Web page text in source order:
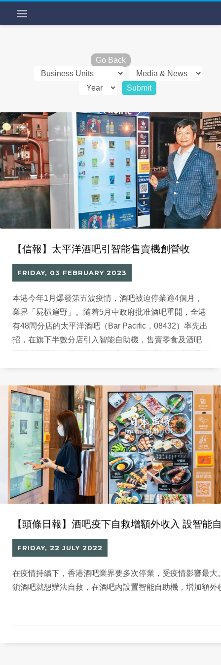
Go Back
【信報】太平洋酒吧引智能售賣機創營收
FRIDAY, 03 FEBRUARY 2023
本港今年1月爆發第五波疫情，酒吧被迫停業逾4個月，
業界「屍橫遍野」。隨着5月中政府批准酒吧重開，全港
有48間分店的太平洋酒吧（Bar Pacific，08432）率先出
招，在旗下半數分店引入智能自助機，售賣零食及酒吧
訪問時透露，目前生意額回升至疫情前80%至90%，未
來源，追回失去的時光。
【頭條日報】酒吧疫下自救增額外收入 設智能
FRIDAY, 22 JULY 2022
在疫情持續下，香港酒吧業界要多次停業，受疫情影響最大
鎖酒吧就想辦法自救，在酒吧內設置智能自助機，增加額外